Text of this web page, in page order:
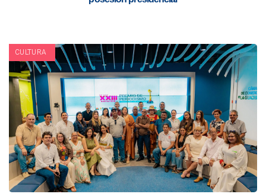
CULTURA